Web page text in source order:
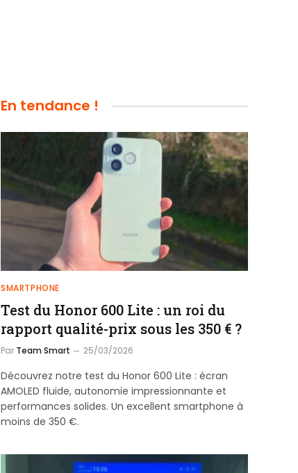
En tendance !
SMARTPHONE
Test du Honor 600 Lite : un roi du
rapport qualité-prix sous les 350 € ?
Par Team Smart 25/03/2026
Découvrez notre test du Honor 600 Lite : écran
AMOLED fluide, autonomie impressionnante et
performances solides. Un excellent smartphone à
moins de 350 €.